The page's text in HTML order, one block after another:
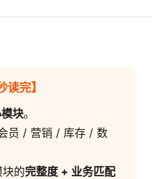
读完】
块。
员 / 营销 / 库存 / 数
的完整度 + 业务匹配